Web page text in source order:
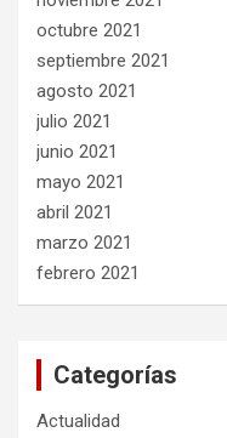
octubre 2021
septiembre 2021
agosto 2021
julio 2021
junio 2021
mayo 2021
abril 2021
marzo 2021
febrero 2021
Categorías
Actualidad